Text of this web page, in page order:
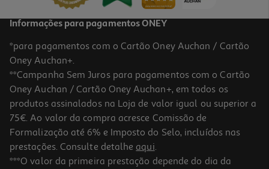
4.8
Açúcar Sidul Mascavado 500g
Informações para pagamentos ONEY
*para pagamentos com o Cartão Oney Auchan / Cartão
Oney Auchan+.
**Campanha Sem Juros para pagamentos com o Cartão
Oney Auchan / Cartão Oney Auchan+, em todos os
produtos assinalados na Loja de valor igual ou superior a
75€. Ao valor da compra acresce Comissão de
Formalização até 6% e Imposto do Selo, incluídos nas
prestações. Consulte detalhe aqui.
***O valor da primeira prestação depende do dia da